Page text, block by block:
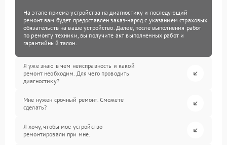
На этапе приема устройства на диагностику и последующий
ремонт вам будет предоставлен заказ-наряд с указанием страховых
обязательств на ваше устройство. Далее, после выполнения работ
по ремонту техники, вы получите акт выполненных работ и
гарантийный талон.
Я уже знаю в чем неисправность и какой
ремонт необходим. Для чего проводить
диагностику?
Мне нужен срочный ремонт. Сможете
сделать?
Я хочу, чтобы мое устройство
ремонтировали при мне.